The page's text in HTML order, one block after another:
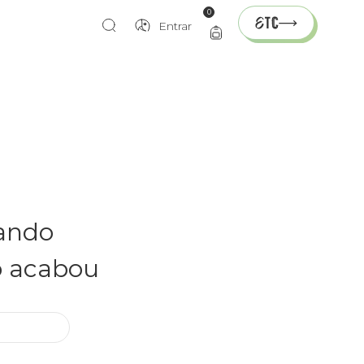
Entrar
0
acabou